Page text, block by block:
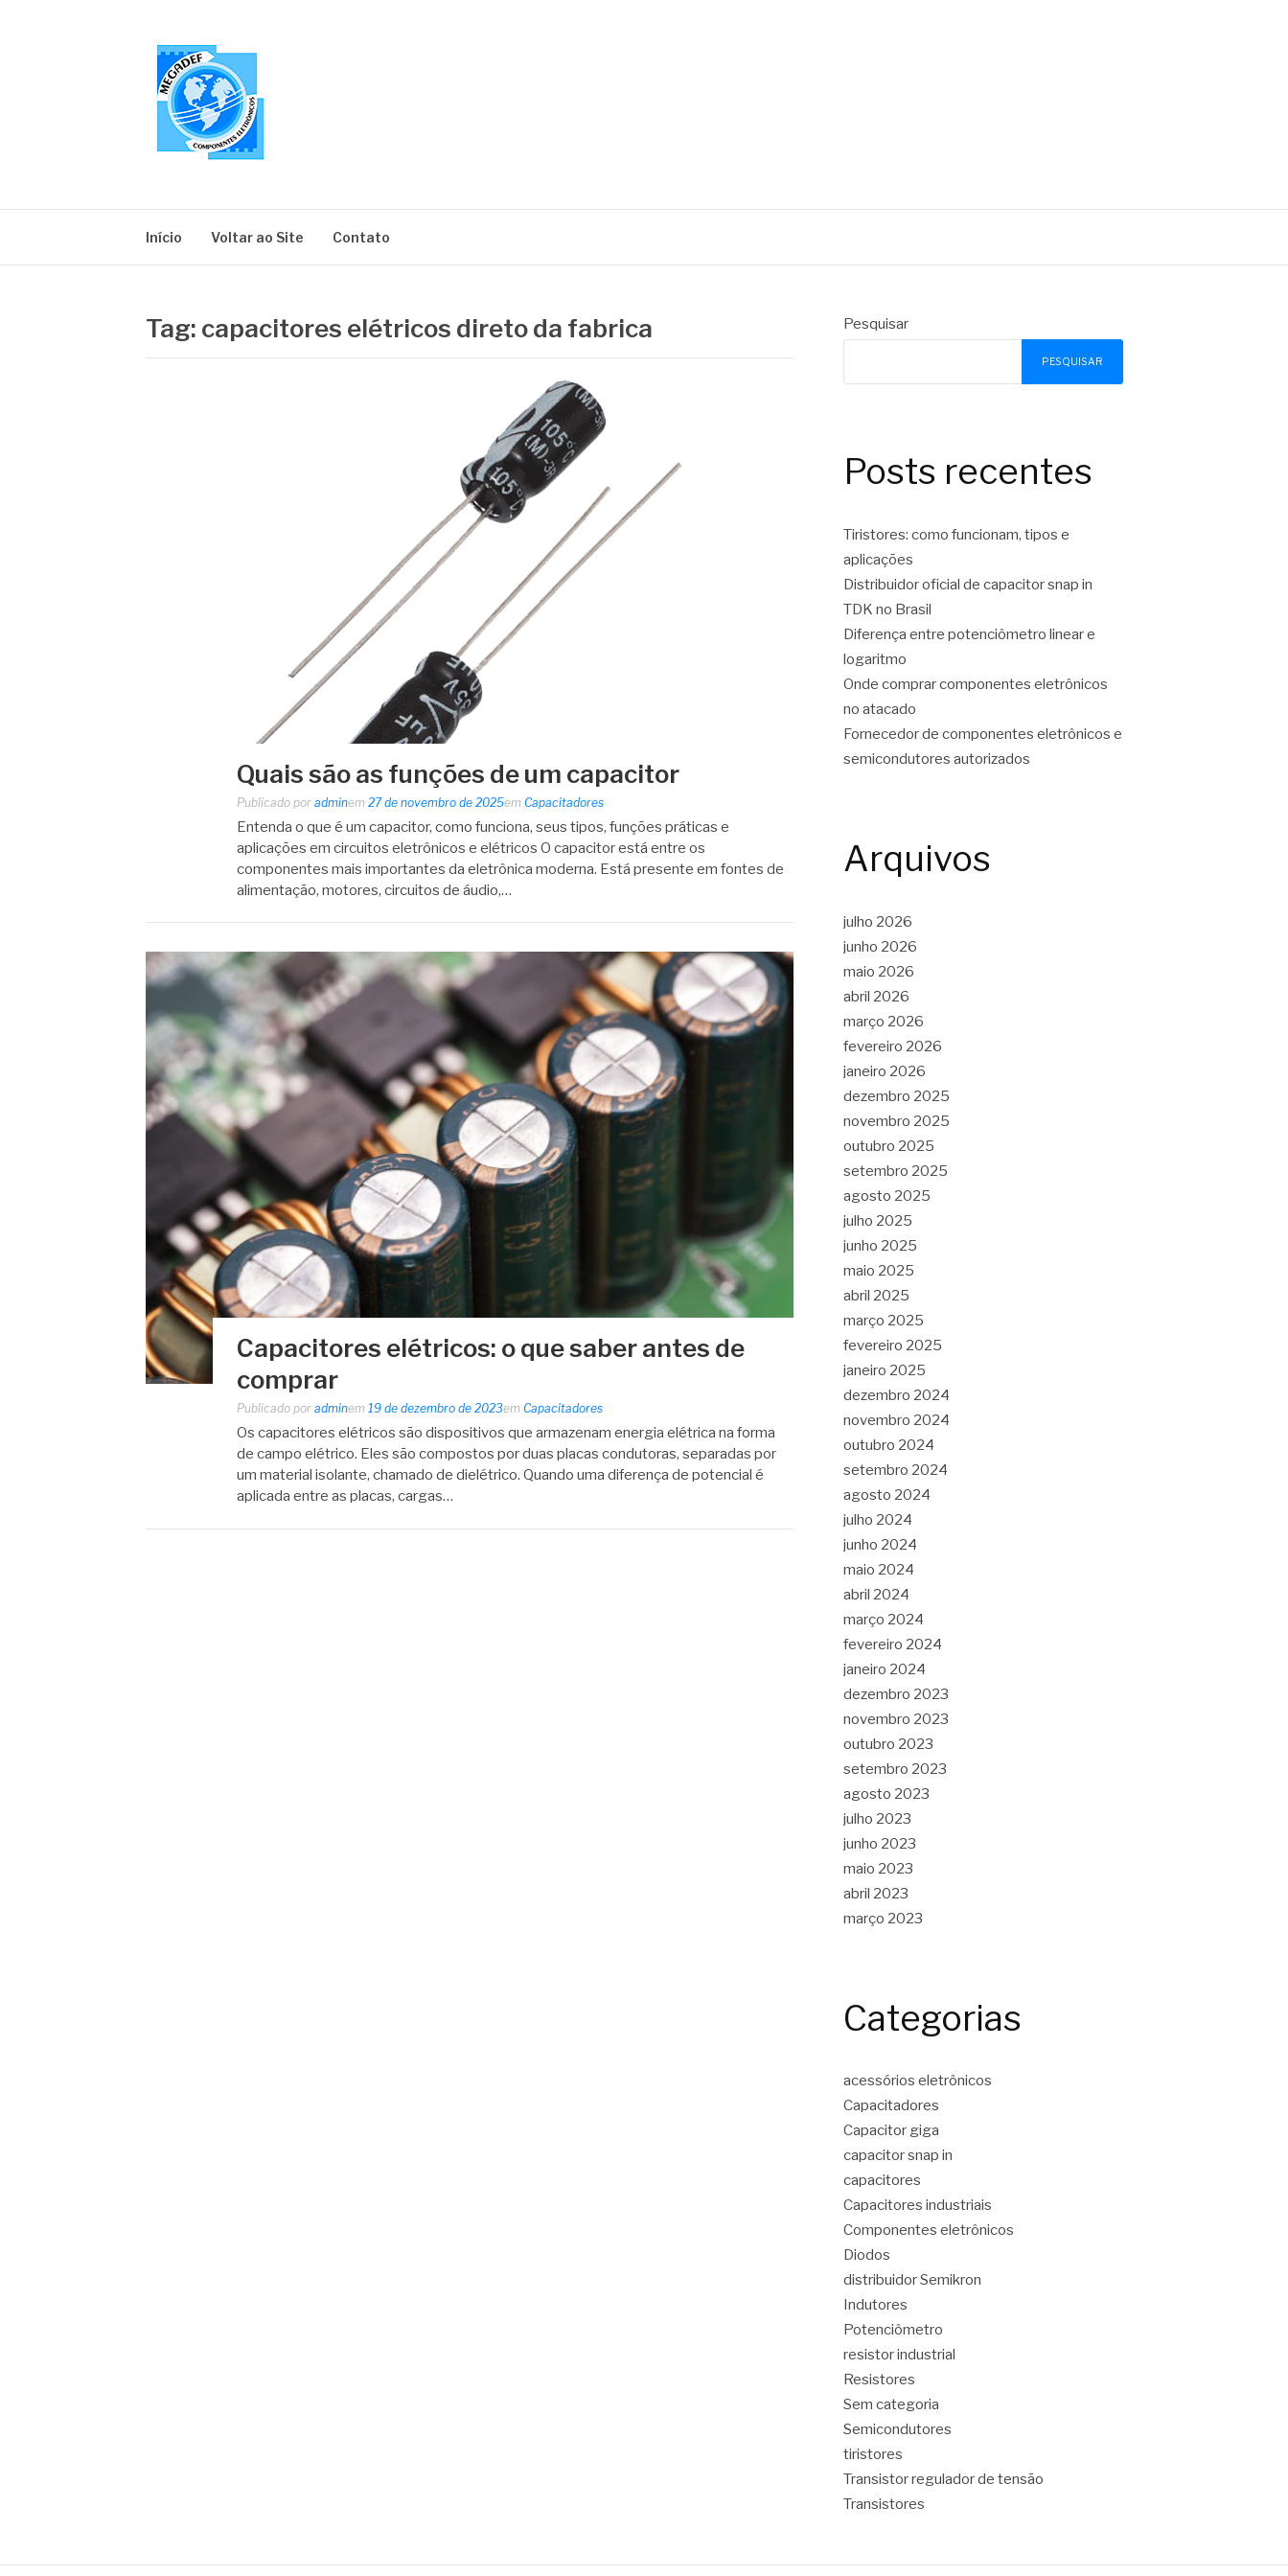
Início Voltar ao Site Contato
Tag: capacitores elétricos direto da fabrica
Quais são as funções de um capacitor
Publicado por adminem 27 de novembro de 2025em Capacitadores
Entenda o que é um capacitor, como funciona, seus tipos, funções práticas e
aplicações em circuitos eletrônicos e elétricos O capacitor está entre os
componentes mais importantes da eletrônica moderna. Está presente em fontes de
alimentação, motores, circuitos de áudio,…
Capacitores elétricos: o que saber antes de
comprar
Publicado por adminem 19 de dezembro de 2023em Capacitadores
Os capacitores elétricos são dispositivos que armazenam energia elétrica na forma
de campo elétrico. Eles são compostos por duas placas condutoras, separadas por
um material isolante, chamado de dielétrico. Quando uma diferença de potencial é
aplicada entre as placas, cargas…
Pesquisar
PESQUISAR
Posts recentes
Tiristores: como funcionam, tipos e
aplicações
Distribuidor oficial de capacitor snap in
TDK no Brasil
Diferença entre potenciômetro linear e
logaritmo
Onde comprar componentes eletrônicos
no atacado
Fornecedor de componentes eletrônicos e
semicondutores autorizados
Arquivos
julho 2026
junho 2026
maio 2026
abril 2026
março 2026
fevereiro 2026
janeiro 2026
dezembro 2025
novembro 2025
outubro 2025
setembro 2025
agosto 2025
julho 2025
junho 2025
maio 2025
abril 2025
março 2025
fevereiro 2025
janeiro 2025
dezembro 2024
novembro 2024
outubro 2024
setembro 2024
agosto 2024
julho 2024
junho 2024
maio 2024
abril 2024
março 2024
fevereiro 2024
janeiro 2024
dezembro 2023
novembro 2023
outubro 2023
setembro 2023
agosto 2023
julho 2023
junho 2023
maio 2023
abril 2023
março 2023
Categorias
acessórios eletrônicos
Capacitadores
Capacitor giga
capacitor snap in
capacitores
Capacitores industriais
Componentes eletrônicos
Diodos
distribuidor Semikron
Indutores
Potenciômetro
resistor industrial
Resistores
Sem categoria
Semicondutores
tiristores
Transistor regulador de tensão
Transistores